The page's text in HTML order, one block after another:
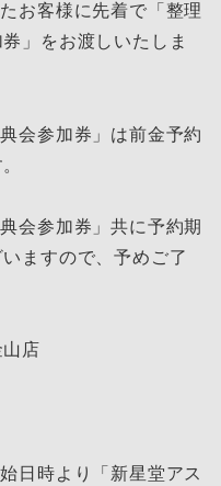
お客様に先着で「整理
」をお渡しいたしま
会参加券」は前金予約
会参加券」共に予約期
ますので、予めご了
店
日時より「新星堂アス